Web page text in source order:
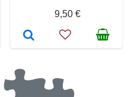
9,50 €